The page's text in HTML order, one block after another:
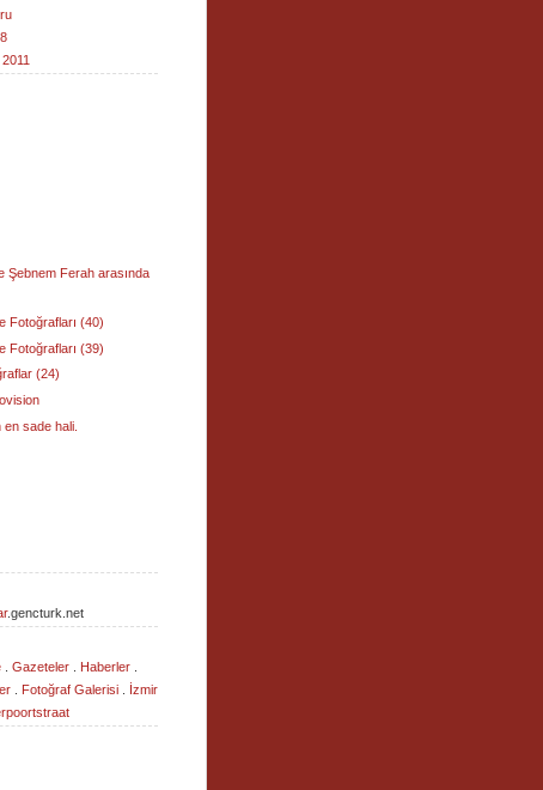
Şebnem Ferah arasında
Fotoğrafları (40)
Fotoğrafları (39)
(24)
sade hali.
.gencturk.net
Gazeteler Haberler
Fotoğraf Galerisi
İzmir